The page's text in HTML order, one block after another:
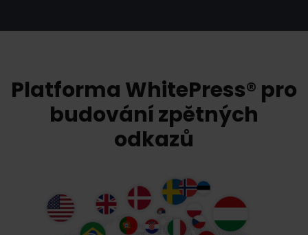
Platforma WhitePress® pro
budování zpětných
odkazů